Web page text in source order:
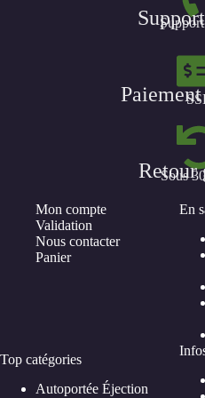
Retour
Sous
Mon compte
Validation
Nous contacter
Panier
En
Top catégories
Autoportée Éjection